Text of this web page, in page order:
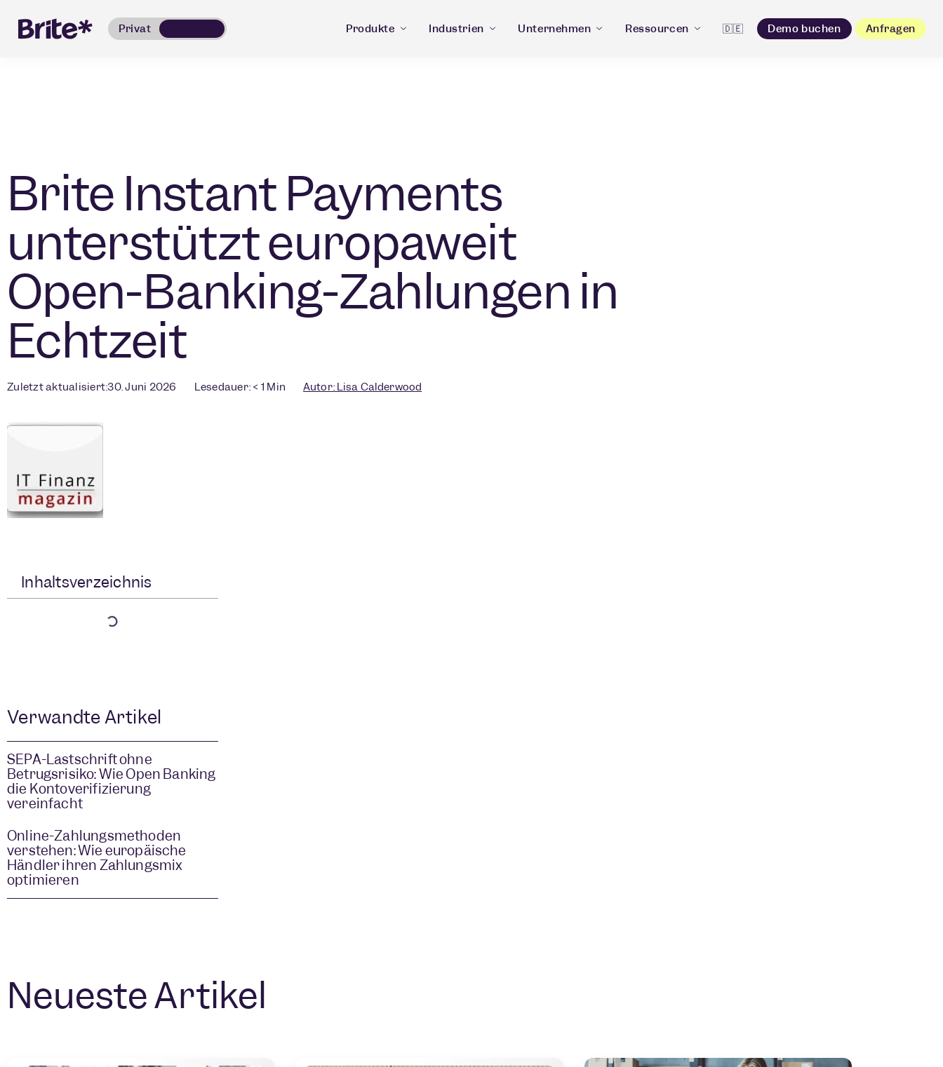
Privat Produkte Industrien Unternehmen Ressourcen 🇩🇪 Demo buchen Anfragen
Brite Instant Payments
unterstützt europaweit
Open-Banking-Zahlungen in
Echtzeit
Zuletzt aktualisiert:30. Juni 2026 Lesedauer: < 1 Min Autor:Lisa Calderwood
Inhaltsverzeichnis
Verwandte Artikel
SEPA-Lastschrift ohne
Betrugsrisiko: Wie Open Banking
die Kontoverifizierung
vereinfacht
Online-Zahlungsmethoden
verstehen: Wie europäische
Händler ihren Zahlungsmix
optimieren
Neueste Artikel